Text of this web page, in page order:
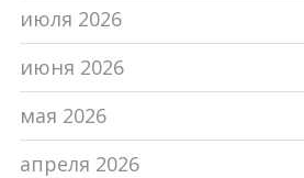
июля 2026
июня 2026
мая 2026
апреля 2026